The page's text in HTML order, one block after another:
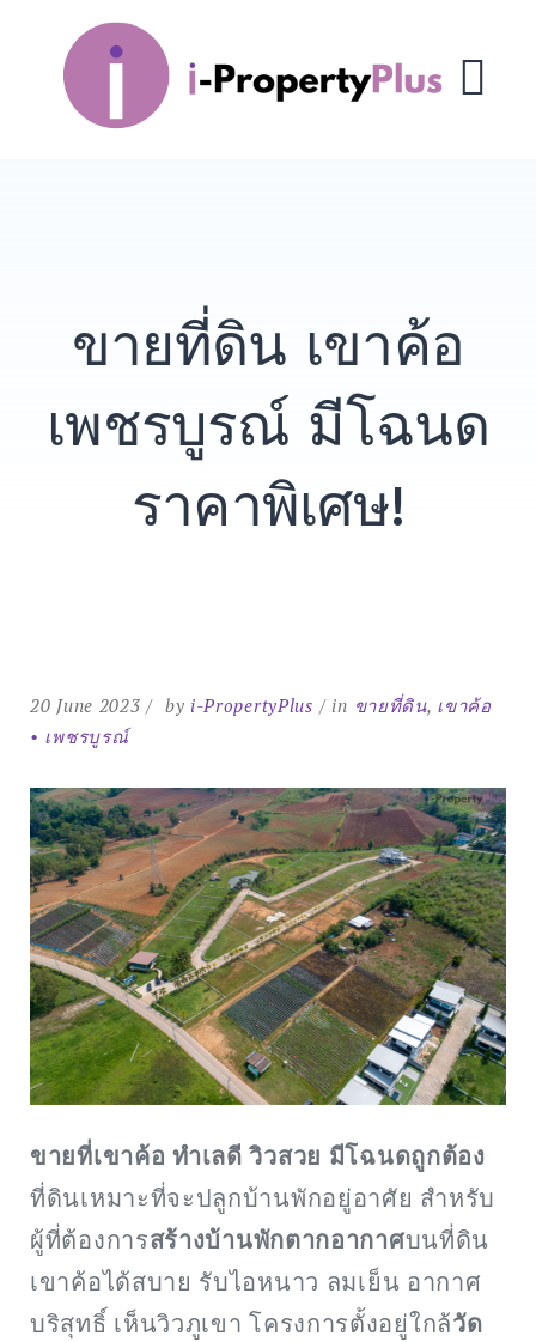
contenti-PropertyPlus
ขายที่ดิน เขาค้อ
เพชรบูรณ์ มีโฉนด
ราคาพิเศษ!
20 June 2023 by i-PropertyPlus in ขายที่ดิน, เขาค้อ
• เพชรบูรณ์
ขายที่เขาค้อ ทำเลดี วิวสวย มีโฉนดถูกต้อง
ที่ดินเหมาะที่จะปลูกบ้านพักอยู่อาศัย สำหรับ
ผู้ที่ต้องการสร้างบ้านพักตากอากาศบนที่ดิน
เขาค้อได้สบาย รับไอหนาว ลมเย็น อากาศ
บริสุทธิ์ เห็นวิวภูเขา โครงการตั้งอยู่ใกล้วัด